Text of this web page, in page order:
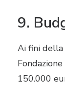
9.
Ai fini della
150.000